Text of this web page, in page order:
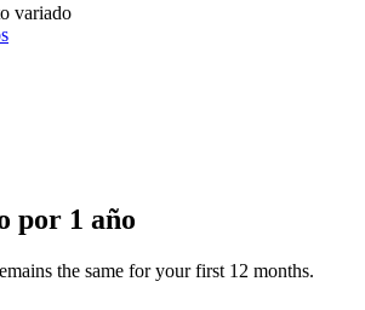
variado
por 1 año
the same for your first 12 months.